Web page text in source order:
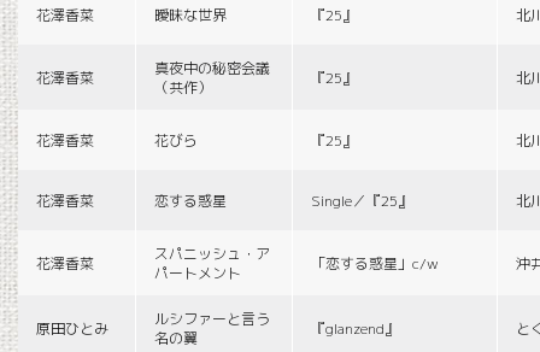
花澤香菜 曖昧な世界 『25』 北
花澤香菜
真夜中の秘密会議
（共作）
『25』 北
花澤香菜 花びら 『25』 北
花澤香菜 恋する惑星 Single／『25』 北
花澤香菜
スパニッシュ・ア
パートメント
「恋する惑星」c/w 沖
原田ひとみ
ルシファーと言う
名の翼
『glanzend』 と